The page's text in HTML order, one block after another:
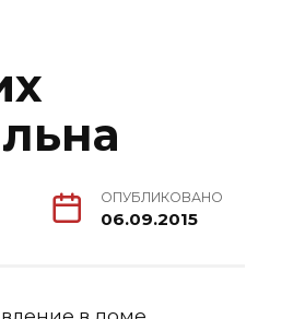
ОПУБЛИКОВАНО
06.09.2015